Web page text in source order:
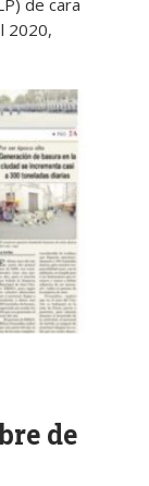
de cara
2020,
de